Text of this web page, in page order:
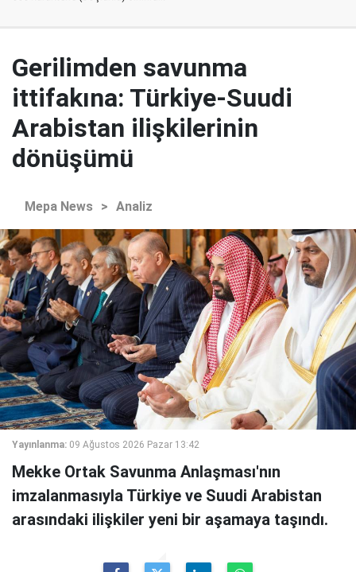
Gerilimden savunma
ittifakına: Türkiye-Suudi
Arabistan ilişkilerinin
dönüşümü
Mepa News > Analiz
Yayınlanma: 09 Ağustos 2026 Pazar 13:42
Mekke Ortak Savunma Anlaşması'nın
imzalanmasıyla Türkiye ve Suudi Arabistan
arasındaki ilişkiler yeni bir aşamaya taşındı.